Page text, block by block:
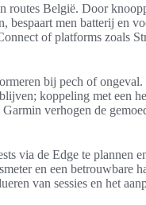
routes België. Door
bespaart men batterij en
of platforms zoals
bij pech of
koppeling met een
verhogen de
via de Edge te plannen
en een betrouwbare
van sessies en het